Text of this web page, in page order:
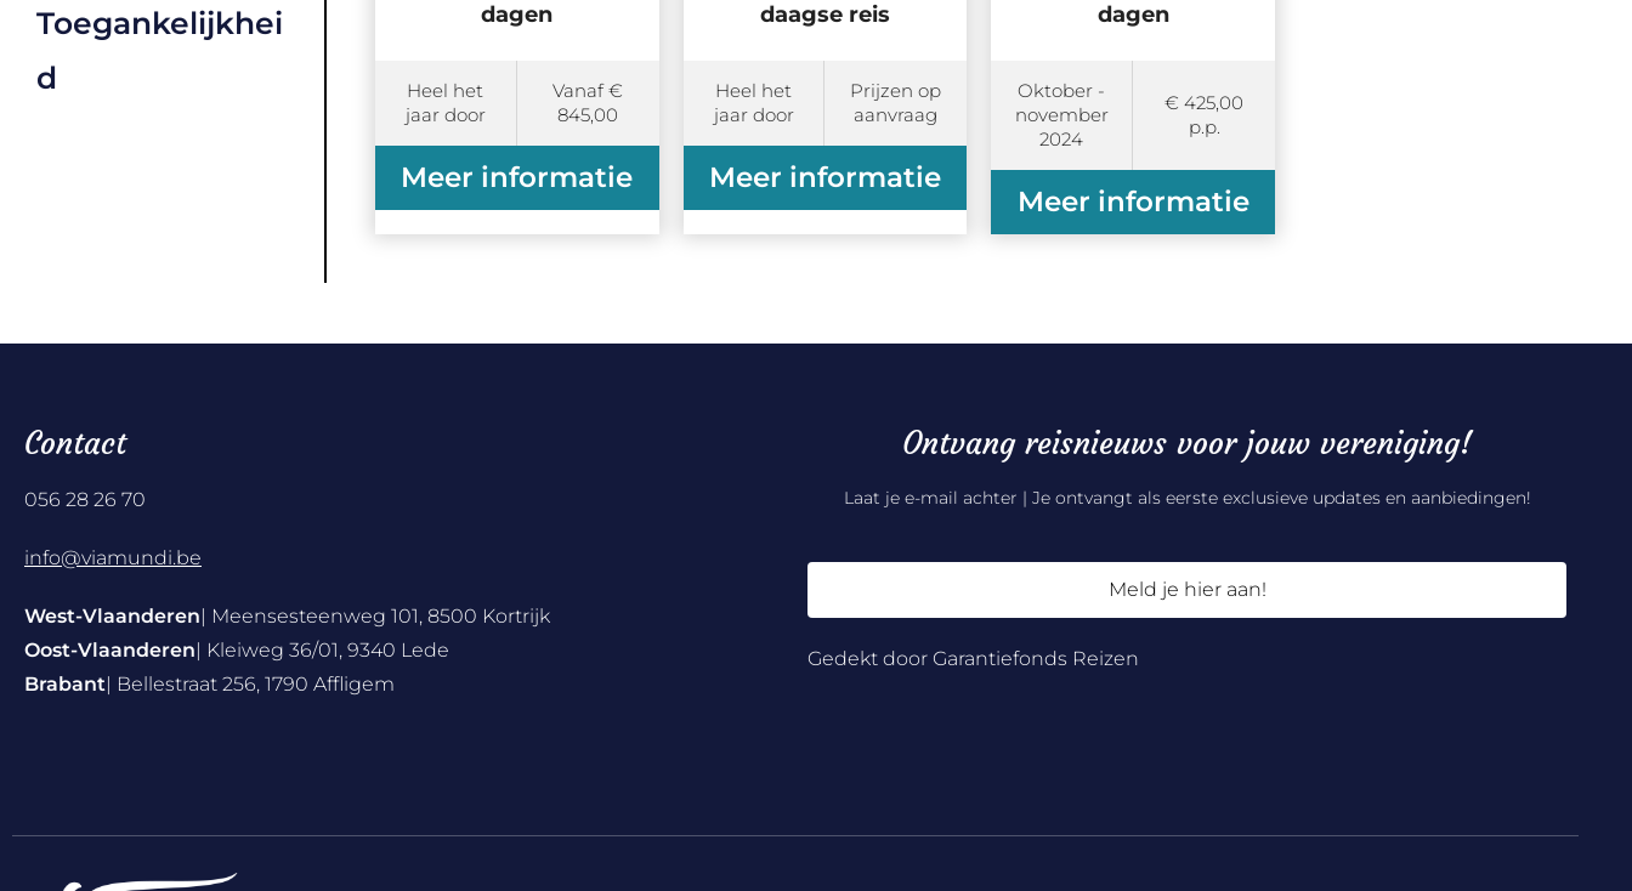
Toegankelijkhei
d
dagen
Heel het
jaar door
Vanaf €
845,00
Meer informatie
daagse reis
Heel het
jaar door
Prijzen op
aanvraag
Meer informatie
dagen
Oktober -
november
2024
€ 425,00
p.p.
Meer informatie
Contact
056 28 26 70
info@viamundi.be
West-Vlaanderen | Meensesteenweg 101, 8500 Kortrijk
Oost-Vlaanderen | Kleiweg 36/01, 9340 Lede
Brabant | Bellestraat 256, 1790 Affligem
Ontvang reisnieuws voor jouw vereniging!
Laat je e-mail achter | Je ontvangt als eerste exclusieve updates en aanbiedingen!
Meld je hier aan!
Gedekt door Garantiefonds Reizen